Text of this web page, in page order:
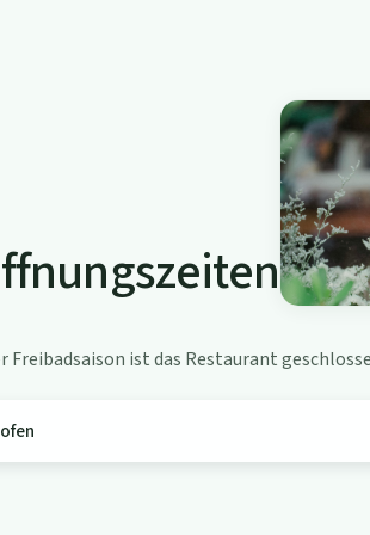
ist das Restaurant